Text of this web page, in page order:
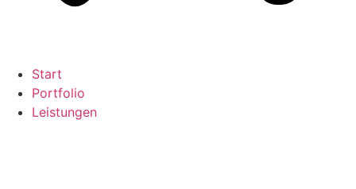
Start
Portfolio
Leistungen